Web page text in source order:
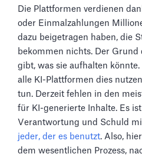
Die Plattformen verdienen
oder Einmalzahlungen
dazu beigetragen haben, die
bekommen nichts. Der Grund
gibt, was sie aufhalten
alle KI-Plattformen dies
tun. Derzeit fehlen in den
für KI-generierte Inhalte. Es
Verantwortung und Schuld
jeder, der es benutzt. Also,
dem wesentlichen Prozess,